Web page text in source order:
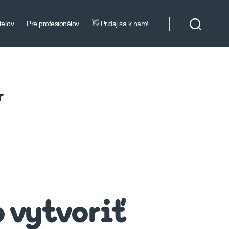
Pre profesionálov 👋 Pridaj sa k nám!
vytvoriť